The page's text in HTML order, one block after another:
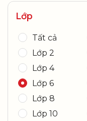
Lớp
Tất cả
Lớp 2
Lớp 4
Lớp 6
Lớp 8
Lớp 10